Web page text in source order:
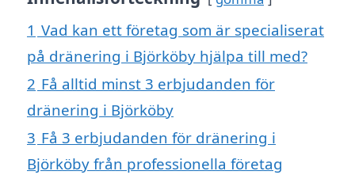
1 Vad kan ett företag som är specialiserat
på dränering i Björköby hjälpa till med?
2 Få alltid minst 3 erbjudanden för
dränering i Björköby
3 Få 3 erbjudanden för dränering i
Björköby från professionella företag